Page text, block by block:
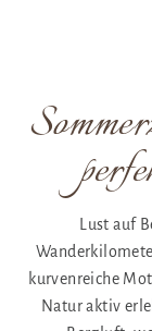
Lust auf
kurvenreiche
Natur aktiv